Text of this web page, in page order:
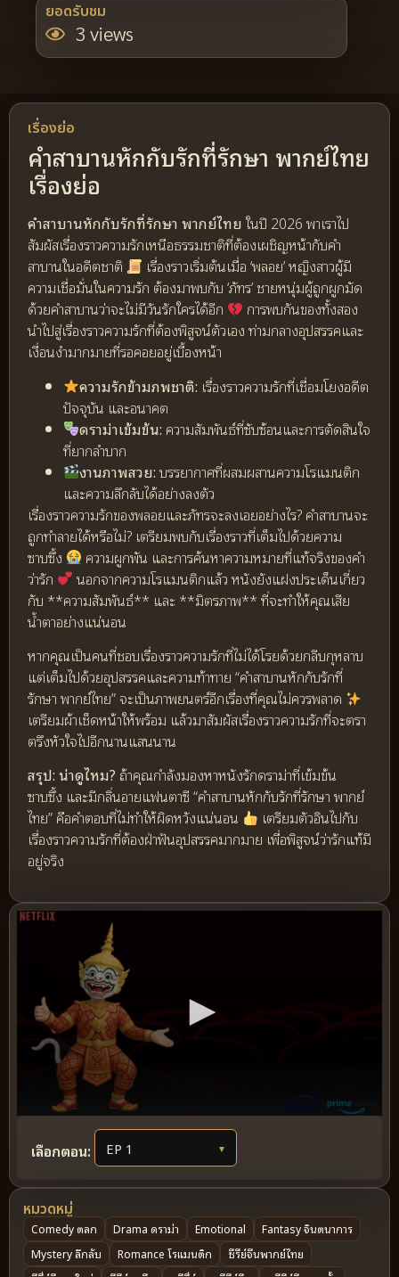
ยอดรับชม
3 views
เรื่องย่อ
คำสาบานหักกับรักที่รักษา พากย์ไทย
เรื่องย่อ
คำสาบานหักกับรักที่รักษา พากย์ไทย ในปี 2026 พาเราไป
สัมผัสเรื่องราวความรักเหนือธรรมชาติที่ต้องเผชิญหน้ากับคำ
สาบานในอดีตชาติ
เรื่องราวเริ่มต้นเมื่อ ‘พลอย’ หญิงสาวผู้มี
ความเชื่อมั่นในความรัก ต้องมาพบกับ ‘ภัทร’ ชายหนุ่มผู้ถูกผูกมัด
ด้วยคำสาบานว่าจะไม่มีวันรักใครได้อีก
การพบกันของทั้งสอง
นำไปสู่เรื่องราวความรักที่ต้องพิสูจน์ตัวเอง ท่ามกลางอุปสรรคและ
เงื่อนงำมากมายที่รอคอยอยู่เบื้องหน้า
ความรักข้ามภพชาติ: เรื่องราวความรักที่เชื่อมโยงอดีต
ปัจจุบัน และอนาคต
ดราม่าเข้มข้น: ความสัมพันธ์ที่ซับซ้อนและการตัดสินใจ
ที่ยากลำบาก
งานภาพสวย:บรรยากาศที่ผสมผสานความโรแมนติก
และความลึกลับได้อย่างลงตัว
เรื่องราวความรักของพลอยและภัทรจะลงเอยอย่างไร? คำสาบานจะ
ถูกทำลายได้หรือไม่? เตรียมพบกับเรื่องราวที่เต็มไปด้วยความ
ซาบซึ้ง
ความผูกพัน และการค้นหาความหมายที่แท้จริงของคำ
ว่ารัก
นอกจากความโรแมนติกแล้ว หนังยังแฝงประเด็นเกี่ยว
กับ **ความสัมพันธ์** และ **มิตรภาพ** ที่จะทำให้คุณเสีย
น้ำตาอย่างแน่นอน
หากคุณเป็นคนที่ชอบเรื่องราวความรักที่ไม่ได้โรยด้วยกลีบกุหลาบ
แต่เต็มไปด้วยอุปสรรคและความท้าทาย “คำสาบานหักกับรักที่
รักษา พากย์ไทย” จะเป็นภาพยนตร์อีกเรื่องที่คุณไม่ควรพลาด
เตรียมผ้าเช็ดหน้าให้พร้อม แล้วมาสัมผัสเรื่องราวความรักที่จะตรา
ตรึงหัวใจไปอีกนานแสนนาน
สรุป: น่าดูไหม? ถ้าคุณกำลังมองหาหนังรักดราม่าที่เข้มข้น
ซาบซึ้ง และมีกลิ่นอายแฟนตาซี “คำสาบานหักกับรักที่รักษา พากย์
ไทย” คือคำตอบที่ไม่ทำให้ผิดหวังแน่นอน
เตรียมตัวอินไปกับ
เรื่องราวความรักที่ต้องฝ่าฟันอุปสรรคมากมาย เพื่อพิสูจน์ว่ารักแท้มี
อยู่จริง
เลือกตอน: ▼
หมวดหมู่
Comedy ตลก Drama ดราม่า Emotional
Fantasy จินตนาการ
Mystery ลึกลับ
Romance โรแมนติก
ซีรีย์จีนพากย์ไทย